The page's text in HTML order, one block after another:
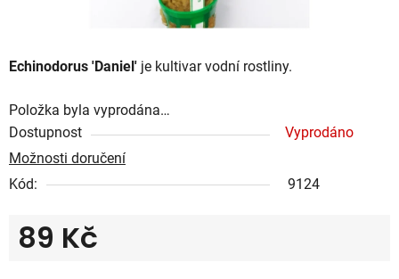
Echinodorus 'Daniel' je kultivar vodní rostliny.
Položka byla vyprodána…
Dostupnost
Vyprodáno
Možnosti doručení
Kód:
9124
89 Kč